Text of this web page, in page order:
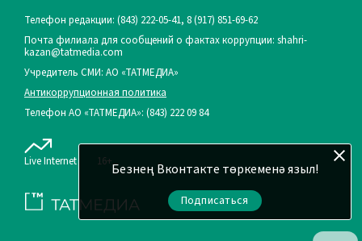
Безнең Вконтакте төркеменә языл!
Подписаться
Телефон редакции: (843) 222-05-41, 8 (917) 851-69-62
Почта филиала для сообщений о фактах коррупции: shahri-
kazan@tatmedia.com
Учредитель СМИ: АО «ТАТМЕДИА»
Антикоррупционная политика
Телефон АО «ТАТМЕДИА»: (843) 222 09 84
Live Internet 16+